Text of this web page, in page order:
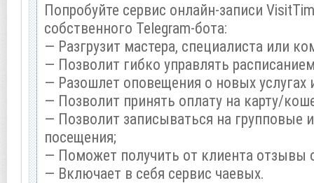
Попробуйте сервис онлайн-записи
собственного Telegram-бота:
— Разгрузит мастера, специалиста или
— Позволит гибко управлять
— Разошлет оповещения о новых услугах
— Позволит принять оплату на карту/
— Позволит записываться на групповые
посещения;
— Поможет получить от клиента отзывы
— Включает в себя сервис чаевых.